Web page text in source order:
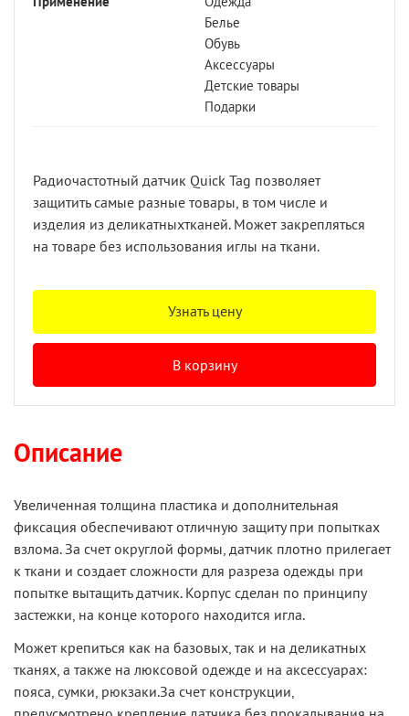
Белье
Обувь
Аксессуары
Детские товары
Подарки
Радиочастотный датчик Quick Tag позволяет
защитить самые разные товары, в том числе и
изделия из деликатныхтканей. Может закрепляться
на товаре без использования иглы на ткани.
Узнать цену
В корзину
Описание
Увеличенная толщина пластика и дополнительная
фиксация обеспечивают отличную защиту при попытках
взлома. За счет округлой формы, датчик плотно прилегает
к ткани и создает сложности для разреза одежды при
попытке вытащить датчик. Корпус сделан по принципу
застежки, на конце которого находится игла.
Может крепиться как на базовых, так и на деликатных
тканях, а также на люксовой одежде и на аксессуарах:
пояса, сумки, рюкзаки.За счет конструкции,